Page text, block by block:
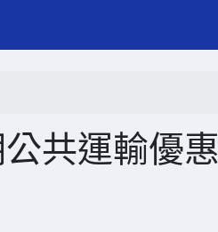
共運輸優惠